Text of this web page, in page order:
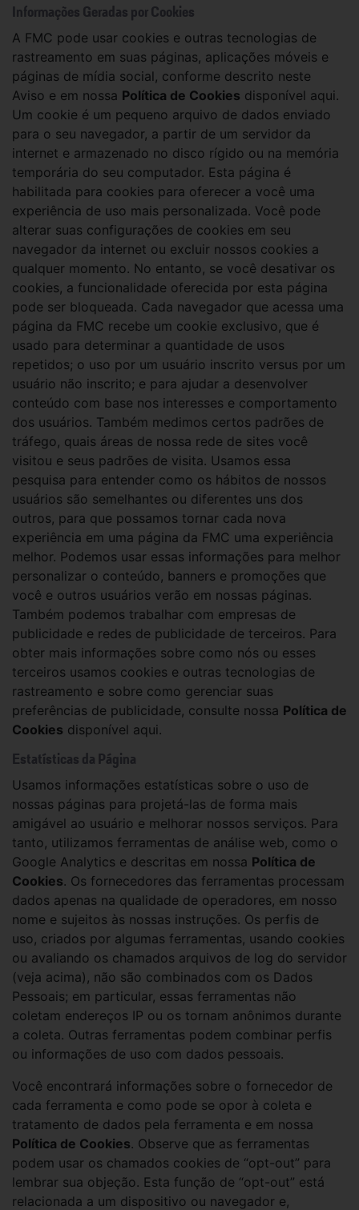
Informações Geradas por Cookies
A FMC pode usar cookies e outras tecnologias de
rastreamento em suas páginas, aplicações móveis e
páginas de mídia social, conforme descrito neste
Aviso e em nossa Política de Cookies disponível aqui.
Um cookie é um pequeno arquivo de dados enviado
para o seu navegador, a partir de um servidor da
internet e armazenado no disco rígido ou na memória
temporária do seu computador. Esta página é
habilitada para cookies para oferecer a você uma
experiência de uso mais personalizada. Você pode
alterar suas configurações de cookies em seu
navegador da internet ou excluir nossos cookies a
qualquer momento. No entanto, se você desativar os
cookies, a funcionalidade oferecida por esta página
pode ser bloqueada. Cada navegador que acessa uma
página da FMC recebe um cookie exclusivo, que é
usado para determinar a quantidade de usos
repetidos; o uso por um usuário inscrito versus por um
usuário não inscrito; e para ajudar a desenvolver
conteúdo com base nos interesses e comportamento
dos usuários. Também medimos certos padrões de
tráfego, quais áreas de nossa rede de sites você
visitou e seus padrões de visita. Usamos essa
pesquisa para entender como os hábitos de nossos
usuários são semelhantes ou diferentes uns dos
outros, para que possamos tornar cada nova
experiência em uma página da FMC uma experiência
melhor. Podemos usar essas informações para melhor
personalizar o conteúdo, banners e promoções que
você e outros usuários verão em nossas páginas.
Também podemos trabalhar com empresas de
publicidade e redes de publicidade de terceiros. Para
obter mais informações sobre como nós ou esses
terceiros usamos cookies e outras tecnologias de
rastreamento e sobre como gerenciar suas
preferências de publicidade, consulte nossa Política de
Cookies disponível aqui.
Estatísticas da Página
Usamos informações estatísticas sobre o uso de
nossas páginas para projetá-las de forma mais
amigável ao usuário e melhorar nossos serviços. Para
tanto, utilizamos ferramentas de análise web, como o
Google Analytics e descritas em nossa Política de
Cookies. Os fornecedores das ferramentas processam
dados apenas na qualidade de operadores, em nosso
nome e sujeitos às nossas instruções. Os perfis de
uso, criados por algumas ferramentas, usando cookies
ou avaliando os chamados arquivos de log do servidor
(veja acima), não são combinados com os Dados
Pessoais; em particular, essas ferramentas não
coletam endereços IP ou os tornam anônimos durante
a coleta. Outras ferramentas podem combinar perfis
ou informações de uso com dados pessoais.
Você encontrará informações sobre o fornecedor de
cada ferramenta e como pode se opor à coleta e
tratamento de dados pela ferramenta e em nossa
Política de Cookies. Observe que as ferramentas
podem usar os chamados cookies de “opt-out” para
lembrar sua objeção. Esta função de “opt-out” está
relacionada a um dispositivo ou navegador e,